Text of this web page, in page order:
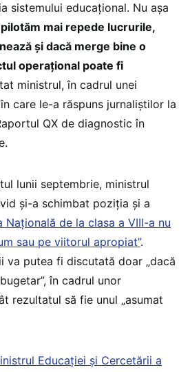
sistemului educațional. Nu așa
pilotăm mai repede lucrurile,
și dacă merge bine o
operațional poate fi
ministrul, în cadrul unei
care le-a răspuns jurnaliștilor la
QX de diagnostic în
lunii septembrie, ministrul
și-a schimbat poziția și a
Națională de la clasa a VIII-a nu
sau pe viitorul apropiat”.
va putea fi discutată doar „dacă
în cadrul unor
rezultatul să fie unul „asumat
Educației și Cercetării a